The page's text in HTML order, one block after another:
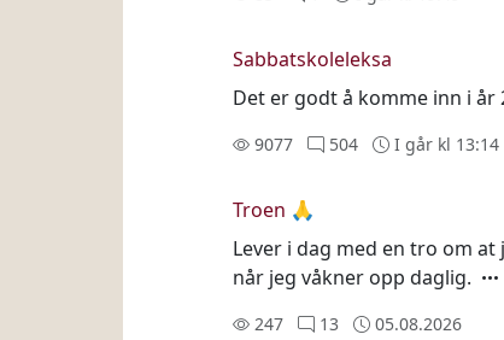
Sabbatskoleleksa
Det er godt å komme inn i år
9077 504 I går kl 13:14
Troen 🙏
Lever i dag med en tro om
når jeg våkner opp daglig.
247 13 05.08.2026